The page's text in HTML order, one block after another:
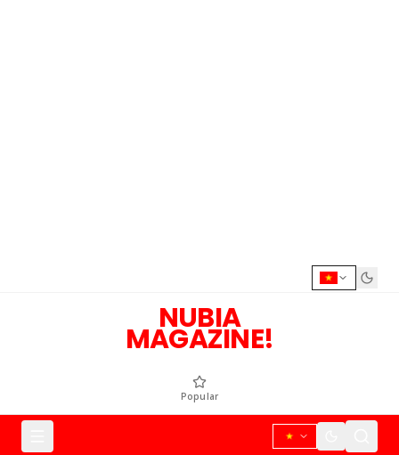
NUBIA
MAGAZINE!
Popular